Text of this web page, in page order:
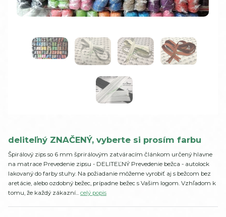
deliteľný ZNAČENÝ, vyberte si prosím farbu
Špirálový zips so 6 mm šprirálovým zatváracím článkom určený hlavne
na matrace Prevedenie zipsu - DELITEĽNÝ Prevedenie bežca - autolock
lakovaný do farby stuhy. Na požiadanie môžeme vyrobiť aj s bežcom bez
aretácie, alebo ozdobný bežec, prípadne bežec s Vašim logom. Vzhľadom k
tomu, že každý zákazní... celý popis